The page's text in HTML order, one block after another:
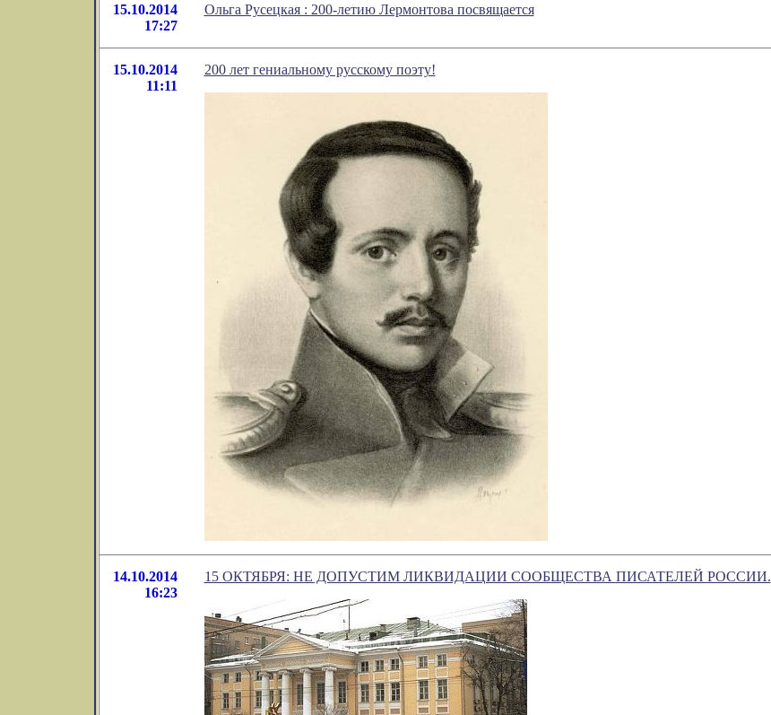
15.10.2014
17:27
Ольга Русецкая : 200-летию Лермонтова посвящается
15.10.2014
11:11
200 лет гениальному русскому поэту!
14.10.2014
16:23
15 ОКТЯБРЯ: НЕ ДОПУСТИМ ЛИКВИДАЦИИ СООБЩЕСТВА ПИСАТЕЛЕЙ РОССИИ.